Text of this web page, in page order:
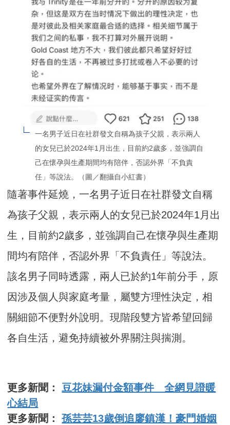
一名男子近日在社群發文自稱為孩子父親，表示兩人
的女兒已於2024年1月出生，目前約2歲多，並強調自
己在懷孕與生產期間均有陪伴，否認外界「不負責
任」等說法。（圖／翻攝自小紅書）
隨著事件延燒，一名男子近日在社群發文自稱
為孩子父親，表示兩人的女兒已於2024年1月出
生，目前約2歲多，並強調自己在懷孕與生產期
間均有陪伴，否認外界「不負責任」等說法。
該名男子同時透露，兩人已於約1年前分手，原
因涉及個人與家庭考量，屬雙方理性決定，相
關細節不便對外說明。現階段雙方皆希望回歸
各自生活，避免持續被外界關注與揣測。
更多新聞：豆花妹漏付金額事件 全網見證暖
心結局
更多新聞：孫芸芸13歲倒追廖鎮漢！豪門婚姻